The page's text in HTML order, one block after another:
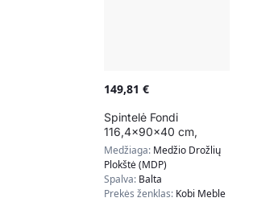
149,81 €
Spintelė Fondi
116,4x90x40 cm,
smėlio / baltos spalvos
Medžiaga: Medžio Drožlių
Plokštė (MDP)
Spalva: Balta
Prekės ženklas: Kobi Meble